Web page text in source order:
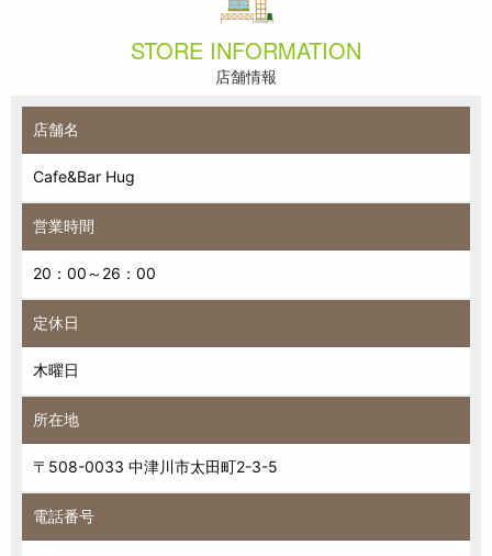
STORE INFORMATION
店舗情報
店舗名
Cafe&Bar Hug
営業時間
20：00～26：00
定休日
木曜日
所在地
〒508-0033 中津川市太田町2-3-5
電話番号